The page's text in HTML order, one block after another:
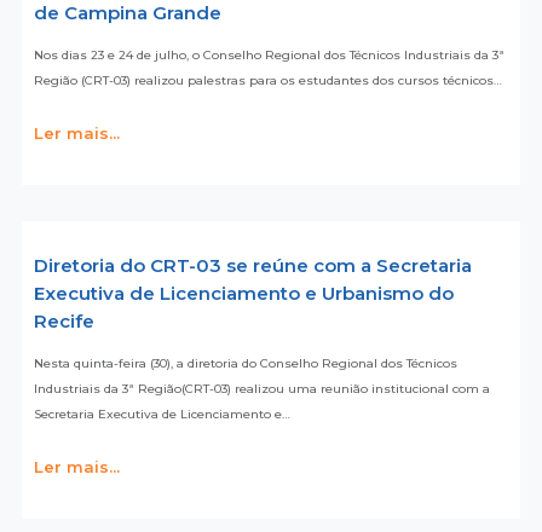
de Campina Grande
Nos dias 23 e 24 de julho, o Conselho Regional dos Técnicos Industriais da 3ª
Região (CRT-03) realizou palestras para os estudantes dos cursos técnicos…
Ler mais...
Diretoria do CRT-03 se reúne com a Secretaria
Executiva de Licenciamento e Urbanismo do
Recife
Nesta quinta-feira (30), a diretoria do Conselho Regional dos Técnicos
Industriais da 3ª Região(CRT-03) realizou uma reunião institucional com a
Secretaria Executiva de Licenciamento e…
Ler mais...